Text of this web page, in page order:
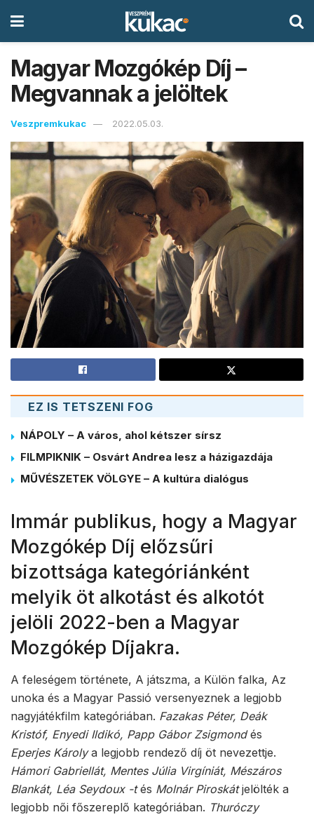
Magyar Mozgókép Díj –
Megvannak a jelöltek
Veszpremkukac 2022.05.03.
EZ IS TETSZENI FOG
NÁPOLY – A város, ahol kétszer sírsz
FILMPIKNIK – Osvárt Andrea lesz a házigazdája
MŰVÉSZETEK VÖLGYE – A kultúra dialógus
Immár publikus, hogy a Magyar
Mozgókép Díj előzsűri
bizottsága kategóriánként
melyik öt alkotást és alkotót
jelöli 2022-ben a Magyar
Mozgókép Díjakra.
A feleségem története, A játszma, a Külön falka, Az
unoka és a Magyar Passió versenyeznek a legjobb
nagyjátékfilm kategóriában. Fazakas Péter, Deák
Kristóf, Enyedi Ildikó, Papp Gábor Zsigmondés
Eperjes Károlya legjobb rendező díj öt nevezettje.
Hámori Gabriellát, Mentes Júlia Virgíniát, Mészáros
Blankát, Léa Seydoux -tés Molnár Piroskátjelölték a
legjobb női főszereplő kategóriában. Thuróczy